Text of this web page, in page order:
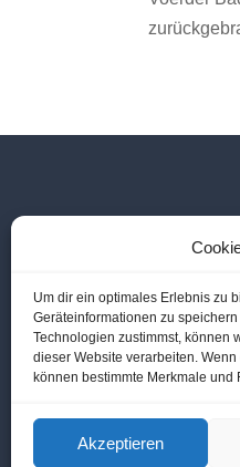
Um dir ein optimales Erlebnis zu
Geräteinformationen zu
Technologien zustimmst, können
dieser Website verarbeiten.
können bestimmte Merkmale
Akzeptieren
